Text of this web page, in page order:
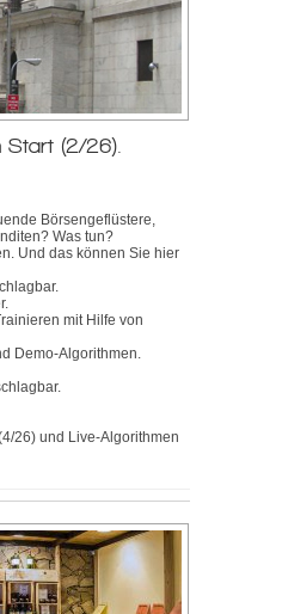
Start (2/26).
Börsengeflüstere,
Was tun?
Und das können Sie hier
mit Hilfe von
Demo-Algorithmen.
26) und Live-Algorithmen